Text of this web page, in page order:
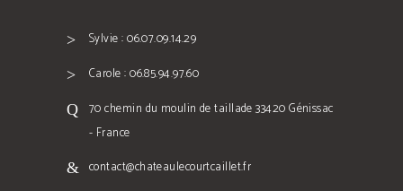
Sylvie : 06.07.09.14.29
Carole : 06.85.94.97.60
70 chemin du moulin de taillade 33420 Génissac
- France
contact@chateaulecourtcaillet.fr